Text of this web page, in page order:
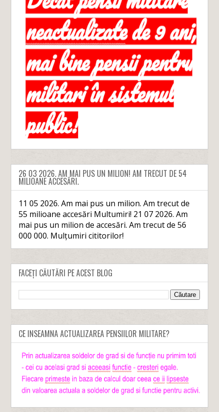
26 03 2026. AM MAI PUS UN MILION! AM TRECUT DE 54
MILIOANE ACCESĂRI.
11 05 2026. Am mai pus un milion. Am trecut de
55 milioane accesări Multumiri! 21 07 2026. Am
mai pus un milion de accesări. Am trecut de 56
000 000. Mulțumiri cititorilor!
FACEȚI CĂUTĂRI PE ACEST BLOG
CE INSEAMNA ACTUALIZAREA PENSIILOR MILITARE?